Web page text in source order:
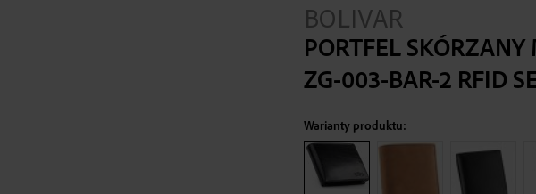
BOLIVAR
PORTFEL
ZG-003-BAR-2 RFID
Warianty produktu: